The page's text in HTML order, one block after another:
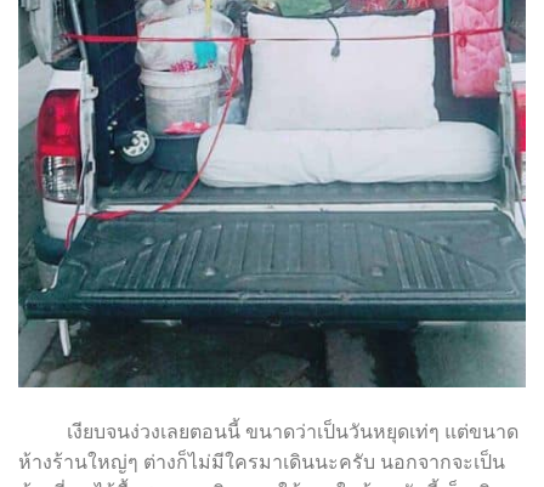
เงียบจนง่วงเลยตอนนี้ ขนาดว่าเป็นวันหยุดเท่ๆ แต่ขนาด
ห้างร้านใหญ่ๆ ต่างก็ไม่มีใครมาเดินนะครับ นอกจากจะเป็น